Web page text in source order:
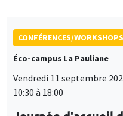
CONFÉRENCES/WORKSHOPS
Éco-campus La Pauliane
Vendredi 11 septembre
10:30 à 18:00